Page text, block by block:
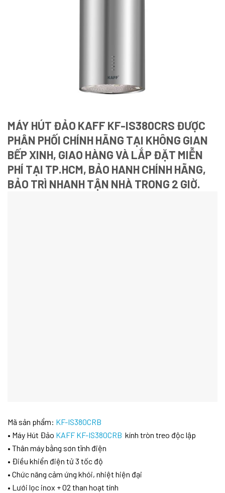
MÁY HÚT ĐẢO KAFF KF-IS380CRS ĐƯỢC
PHÂN PHỐI CHÍNH HÃNG TẠI KHÔNG GIAN
BẾP XINH, GIAO HÀNG VÀ LẮP ĐẶT MIỄN
PHÍ TẠI TP.HCM, BẢO HANH CHÍNH HÃNG,
BẢO TRÌ NHANH TẬN NHÀ TRONG 2 GIỜ.
Mã sản phẩm: KF-IS380CRB
• Máy Hút Đảo KAFF KF-IS380CRB kính tròn treo độc lập
• Thân máy bằng sơn tĩnh điện
• Điều khiển điện tử 3 tốc độ
• Chức năng cảm ứng khói, nhiệt hiện đại
• Lưới lọc inox + 02 than hoạt tính